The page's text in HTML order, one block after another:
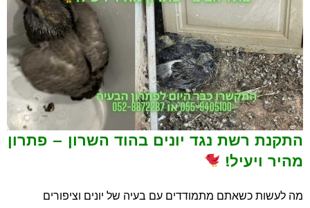
רשת נגד יונים בהוד השרון – פתרון
ויעיל!
לעשות כשאתם מתמודדים עם בעיה של יונים וציפורים